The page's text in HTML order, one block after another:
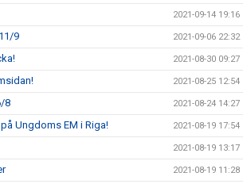
2021-09-14 19:16
9 2021-09-06 22:32
2021-08-30 09:27
2021-08-25 12:54
8 2021-08-24 14:27
Ungdoms EM i Riga! 2021-08-19 17:54
2021-08-19 13:17
2021-08-19 11:28